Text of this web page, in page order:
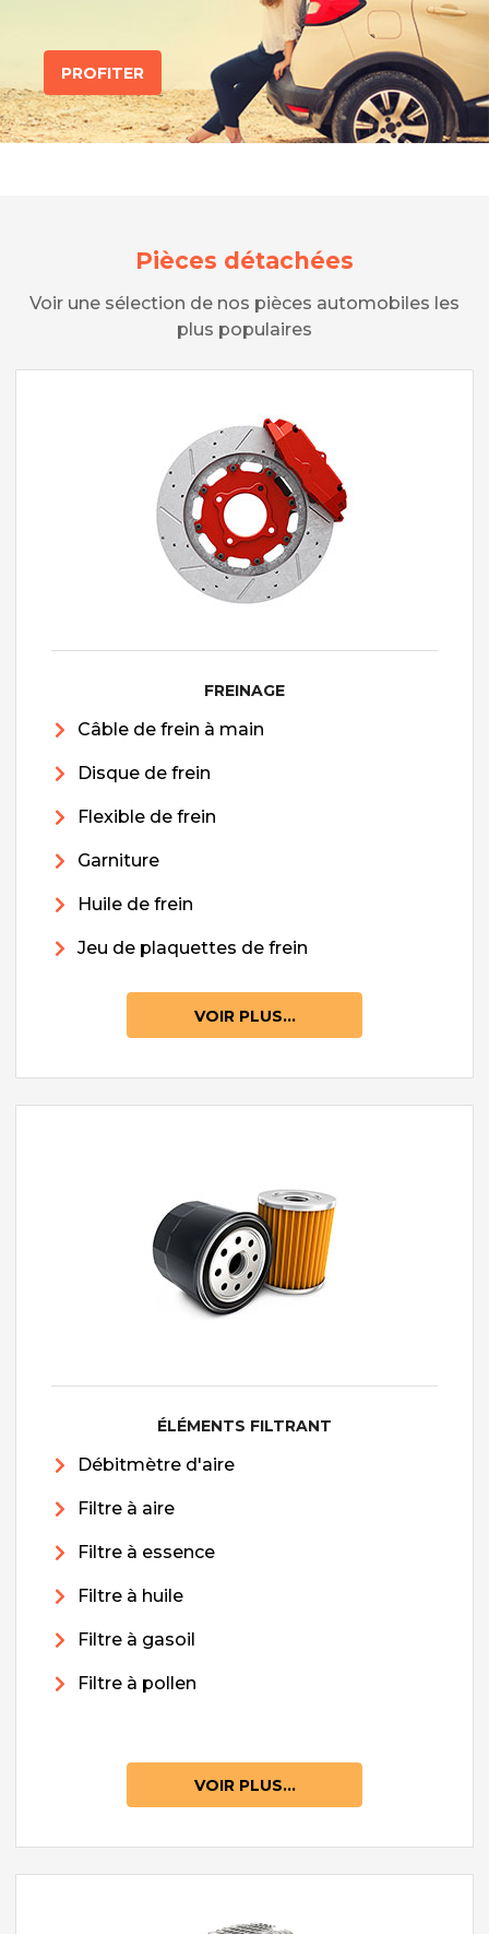
PROFITER
Pièces détachées
Voir une sélection de nos pièces automobiles les
plus populaires
FREINAGE
Câble de frein à main
Disque de frein
Flexible de frein
Garniture
Huile de frein
Jeu de plaquettes de frein
VOIR PLUS...
ÉLÉMENTS FILTRANT
Débitmètre d'aire
Filtre à aire
Filtre à essence
Filtre à huile
Filtre à gasoil
Filtre à pollen
VOIR PLUS...